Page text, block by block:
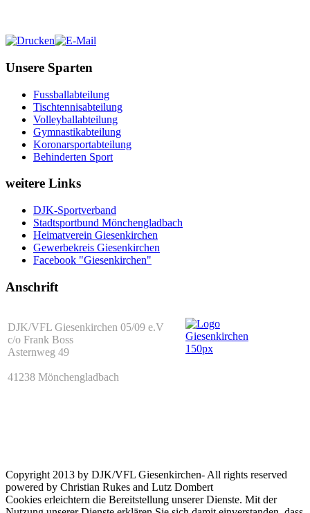
Unsere Sparten
Fussballabteilung
Tischtennisabteilung
Volleyballabteilung
Gymnastikabteilung
Koronarsportabteilung
Behinderten Sport
weitere Links
DJK-Sportverband
Stadtsportbund Mönchengladbach
Heimatverein Giesenkirchen
Gewerbekreis Giesenkirchen
Facebook "Giesenkirchen"
Anschrift
DJK/VFL Giesenkirchen 05/09 e.V
c/o Frank Boss
Asternweg 49
41238 Mönchengladbach
Copyright 2013 by DJK/VFL Giesenkirchen- All rights reserved
powered by Christian Rukes and Lutz Dombert
Cookies erleichtern die Bereitstellung unserer Dienste. Mit der